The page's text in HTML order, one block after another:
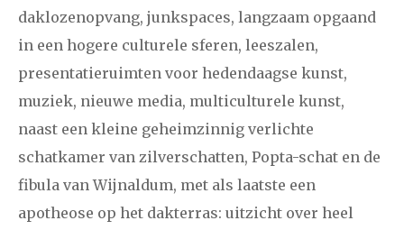
daklozenopvang, junkspaces, langzaam opgaand
in een hogere culturele sferen, leeszalen,
presentatieruimten voor hedendaagse kunst,
muziek, nieuwe media, multiculturele kunst,
naast een kleine geheimzinnig verlichte
schatkamer van zilverschatten, Popta-schat en de
fibula van Wijnaldum, met als laatste een
apotheose op het dakterras: uitzicht over heel